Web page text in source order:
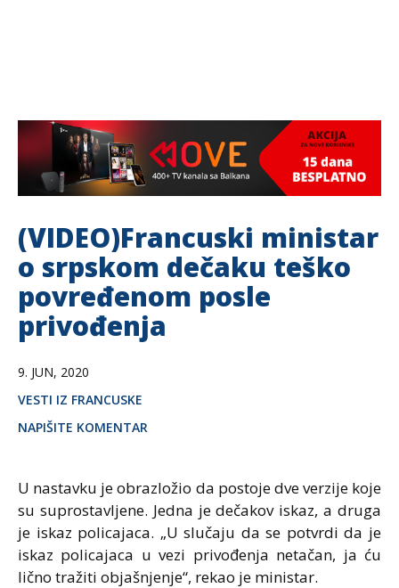
(VIDEO)Francuski ministar
o srpskom dečaku teško
povređenom posle
privođenja
9. JUN, 2020
VESTI IZ FRANCUSKE
NAPIŠITE KOMENTAR
U nastavku je obrazložio da postoje dve verzije koje
su suprostavljene. Jedna je dečakov iskaz, a druga
je iskaz policajaca. „U slučaju da se potvrdi da je
iskaz policajaca u vezi privođenja netačan, ja ću
lično tražiti objašnjenje“, rekao je ministar.